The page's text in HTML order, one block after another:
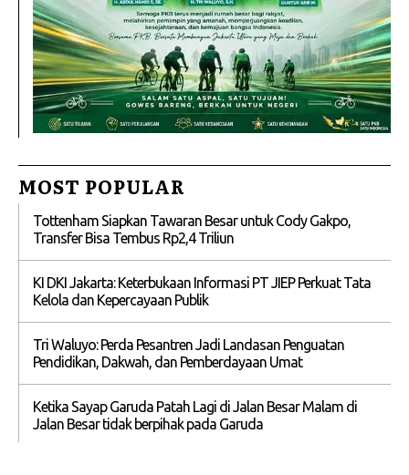
MOST POPULAR
Tottenham Siapkan Tawaran Besar untuk Cody Gakpo,
Transfer Bisa Tembus Rp2,4 Triliun
KI DKI Jakarta: Keterbukaan Informasi PT JIEP Perkuat Tata
Kelola dan Kepercayaan Publik
Tri Waluyo: Perda Pesantren Jadi Landasan Penguatan
Pendidikan, Dakwah, dan Pemberdayaan Umat
Ketika Sayap Garuda Patah Lagi di Jalan Besar Malam di
Jalan Besar tidak berpihak pada Garuda